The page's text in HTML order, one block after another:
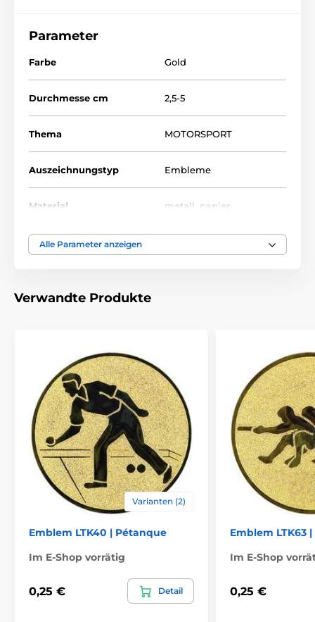
Parameter
Farbe Gold
Durchmesse cm 2,5-5
Thema MOTORSPORT
Auszeichnungstyp Embleme
Material metall papier
Alle Parameter anzeigen
Verwandte Produkte
Varianten (2)
Emblem LTK40 | Pétanque
Im E-Shop vorrätig
0,25 € Detail
Emblem LTK63
Im E-Shop
0,25 €